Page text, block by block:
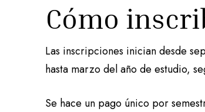
Cómo
Las inscripciones inician desde
hasta marzo del año de estudio,
Se hace un pago único por